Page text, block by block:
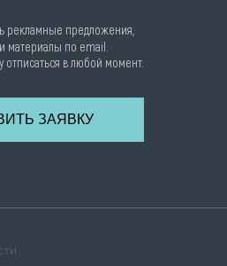
рекламные предложения,
материалы по email.
отписаться в любой момент.
ЗАЯВКУ